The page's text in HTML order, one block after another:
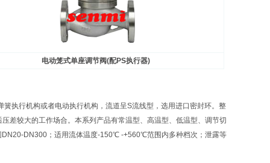
电动笼式单座调节阀(配PS执行器)
行机构或者电动执行机构，流道呈S流线型，选用进口密封环。整
差较大的工作场合。本系列产品有常温型、高温型、低温型、调节切
DN300；适用流体温度-150℃ -+560℃范围内多种档次；泄露等